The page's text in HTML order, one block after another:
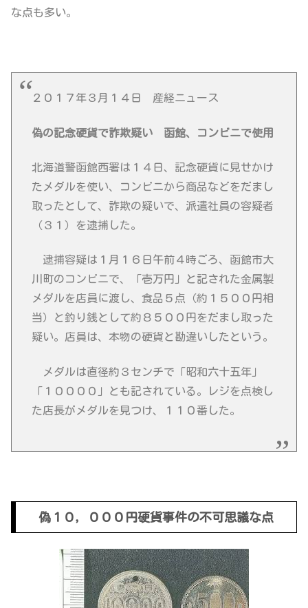
な点も多い。
２０１７年３月１４日 産経ニュース
偽の記念硬貨で詐欺疑い 函館、コンビニで使用
北海道警函館西署は１４日、記念硬貨に見せかけ
たメダルを使い、コンビニから商品などをだまし
取ったとして、詐欺の疑いで、派遣社員の容疑者
（３１）を逮捕した。
逮捕容疑は１月１６日午前４時ごろ、函館市大
川町のコンビニで、「壱万円」と記された金属製
メダルを店員に渡し、食品５点（約１５００円相
当）と釣り銭として約８５００円をだまし取った
疑い。店員は、本物の硬貨と勘違いしたという。
メダルは直径約３センチで「昭和六十五年」
「１００００」とも記されている。レジを点検し
た店長がメダルを見つけ、１１０番した。
偽１０，０００円硬貨事件の不可思議な点